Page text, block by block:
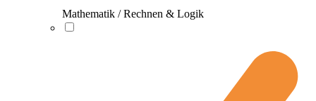
Mathematik / Rechnen & Logik